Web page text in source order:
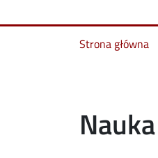
Strona główna
Nauka